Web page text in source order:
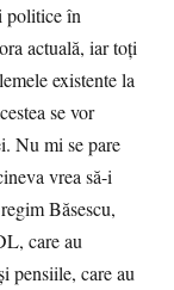
politice în
actuală, iar toţi
existente la
se vor
Nu mi se pare
vrea să-i
Băsescu,
care au
pensiile, care au